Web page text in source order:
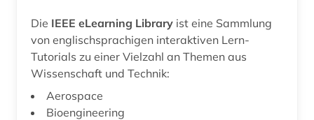
Die IEEE eLearning Library ist eine Sammlung
von englischsprachigen interaktiven Lern-
Tutorials zu einer Vielzahl an Themen aus
Wissenschaft und Technik:
Aerospace
Bioengineering